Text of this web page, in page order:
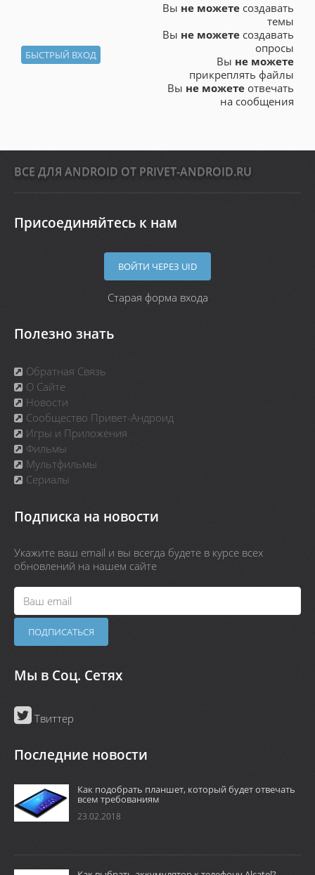
Вы не можете создавать
темы
Вы не можете создавать
опросы
Вы не можете
прикреплять файлы
Вы не можете отвечать
на сообщения
ВСЕ ДЛЯ ANDROID ОТ PRIVET-ANDROID.RU
Присоединяйтесь к нам
ВОЙТИ ЧЕРЕЗ UID
Старая форма входа
Полезно знать
Обратная Связь
О Сайте
Новости
Сообщество Привет-Андроид
Игры и Приложения
Фильмы
Мультфильмы
Сериалы
Подписка на новости
Укажите ваш email и вы всегда будете в курсе всех
обновлений на нашем сайте
Мы в Соц. Сетях
Твиттер
Последние новости
Как подобрать планшет, который будет отвечать
всем требованиям
23.02.2018